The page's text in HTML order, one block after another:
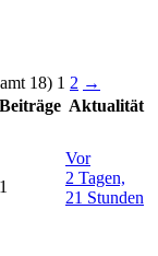
18) 1 2 →
Beiträge Aktualität
1
Vor
2 Tagen,
21 Stunden